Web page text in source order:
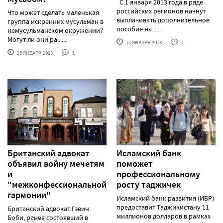
Что может сделать маленькая
группа искренних мусульман в
немусульманском окружении?
Могут ли они ра......
15 ЯНВАРЯ'2013 1
С 1 января 2013 года в ряде
российских регионов начнут
выплачивать дополнительное
пособие на......
15 ЯНВАРЯ'2013 1
Британский адвокат
объявил войну мечетям
и
"межконфессиональной
гармонии"
Британский адвокат Гэвин
Боби, ранее состоявший в
Исламский банк
поможет
профессиональному
росту таджичек
Исламский банк развития (ИБР)
предоставит Таджикистану 11
миллионов долларов в рамках